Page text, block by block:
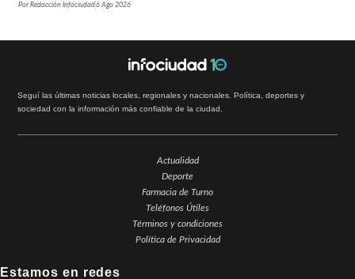
PorRedacción Infociudad6 Ago 2026
Seguí las últimas noticias locales, regionales y nacionales. Política, deportes y
sociedad con la información más confiable de la ciudad.
Actualidad
Deporte
Farmacia de Turno
Teléfonos Útiles
Términos y condiciones
Política de Privacidad
Estamos en redes